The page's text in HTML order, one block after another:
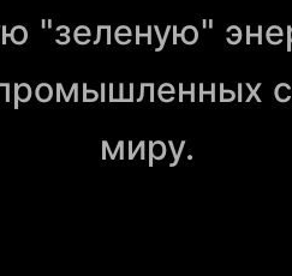
"зеленую"
миру.